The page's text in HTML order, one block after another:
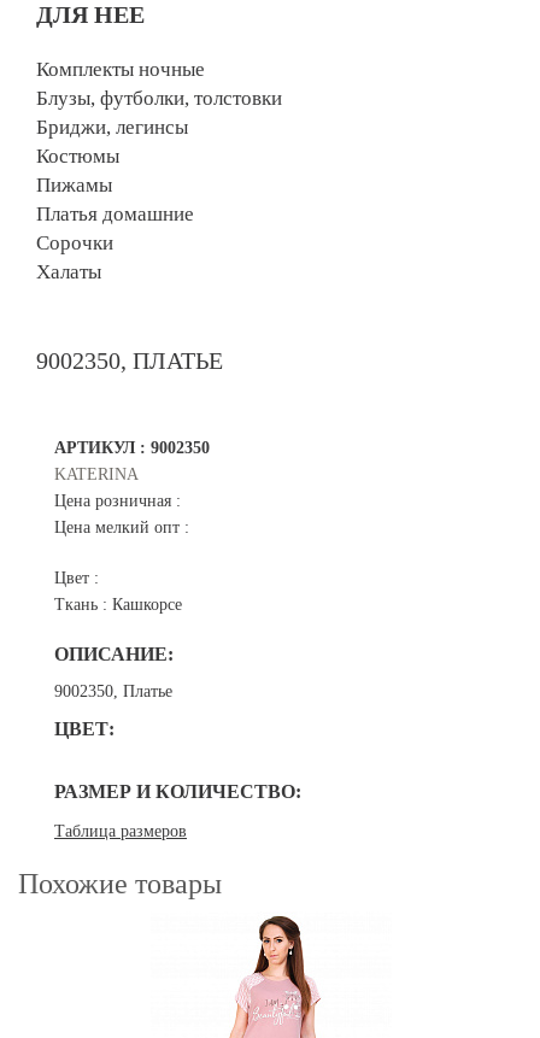
ДЛЯ НЕЕ
Комплекты ночные
Блузы, футболки, толстовки
Бриджи, легинсы
Костюмы
Пижамы
Платья домашние
Сорочки
Халаты
9002350, ПЛАТЬЕ
АРТИКУЛ : 9002350
KATERINA
Цена розничная :
Цена мелкий опт :
Цвет :
Ткань : Кашкорсе
ОПИСАНИЕ:
9002350, Платье
ЦВЕТ:
РАЗМЕР И КОЛИЧЕСТВО:
Таблица размеров
Похожие товары